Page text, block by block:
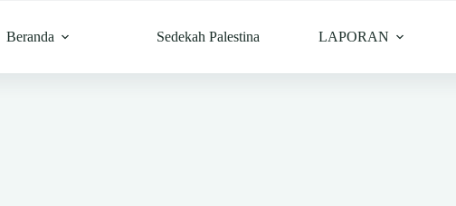
Beranda Sedekah Palestina LAPORAN